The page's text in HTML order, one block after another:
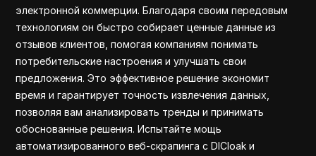
Tiktok
электронной коммерции. Благодаря своим передовым
технологиям он быстро собирает ценные данные из
отзывов клиентов, помогая компаниям понимать
потребительские настроения и улучшать свои
предложения. Это эффективное решение экономит
время и гарантирует точность извлечения данных,
позволяя вам анализировать тренды и принимать
обоснованные решения. Испытайте мощь
автоматизированного веб-скрапинга с DICloak и